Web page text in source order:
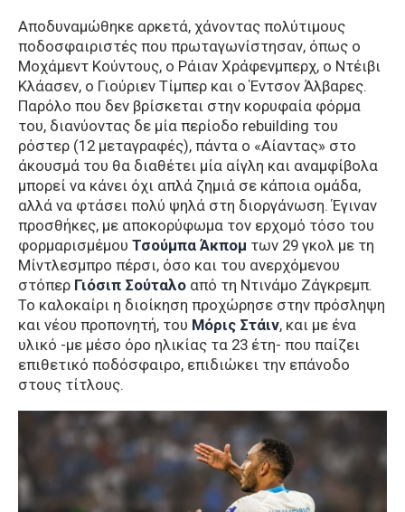
Αποδυναμώθηκε αρκετά, χάνοντας πολύτιμους
ποδοσφαιριστές που πρωταγωνίστησαν, όπως ο
Μοχάμεντ Κούντους, ο Ράιαν Χράφενμπερχ, ο Ντέιβι
Κλάασεν, ο Γιούριεν Τίμπερ και ο Έντσον Άλβαρες.
Παρόλο που δεν βρίσκεται στην κορυφαία φόρμα
του, διανύοντας δε μία περίοδο rebuilding του
ρόστερ (12 μεταγραφές), πάντα ο «Αίαντας» στο
άκουσμά του θα διαθέτει μία αίγλη και αναμφίβολα
μπορεί να κάνει όχι απλά ζημιά σε κάποια ομάδα,
αλλά να φτάσει πολύ ψηλά στη διοργάνωση. Έγιναν
προσθήκες, με αποκορύφωμα τον ερχομό τόσο του
φορμαρισμέμου Τσούμπα Άκπομ των 29 γκολ με τη
Μίντλεσμπρο πέρσι, όσο και του ανερχόμενου
στόπερ Γιόσιπ Σούταλο από τη Ντινάμο Ζάγκρεμπ.
Το καλοκαίρι η διοίκηση προχώρησε στην πρόσληψη
και νέου προπονητή, του Μόρις Στάιν, και με ένα
υλικό -με μέσο όρο ηλικίας τα 23 έτη- που παίζει
επιθετικό ποδόσφαιρο, επιδιώκει την επάνοδο
στους τίτλους.